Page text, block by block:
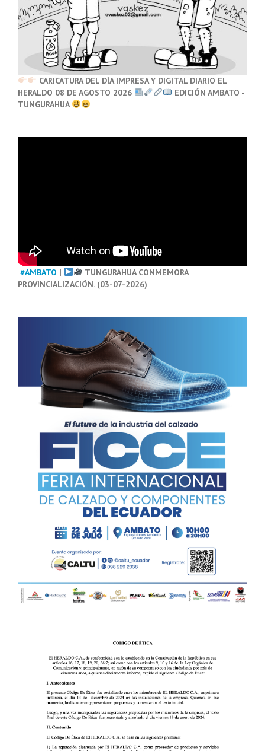
CARICATURA DEL DÍA IMPRESA Y DIGITAL DIARIO EL
HERALDO 08 DE AGOSTO 2026
EDICIÓN AMBATO -
TUNGURAHUA
#AMBATO |
TUNGURAHUA CONMEMORA
PROVINCIALIZACIÓN. (03-07-2026)